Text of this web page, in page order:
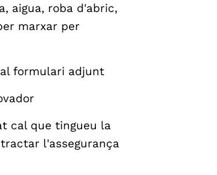
aigua, roba d'abric,
marxar per
al formulari adjunt
cal que tingueu la
l'assegurança